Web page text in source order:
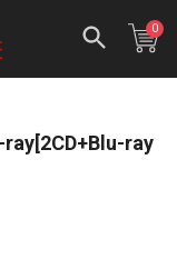
0
ray[2CD+Blu-ray